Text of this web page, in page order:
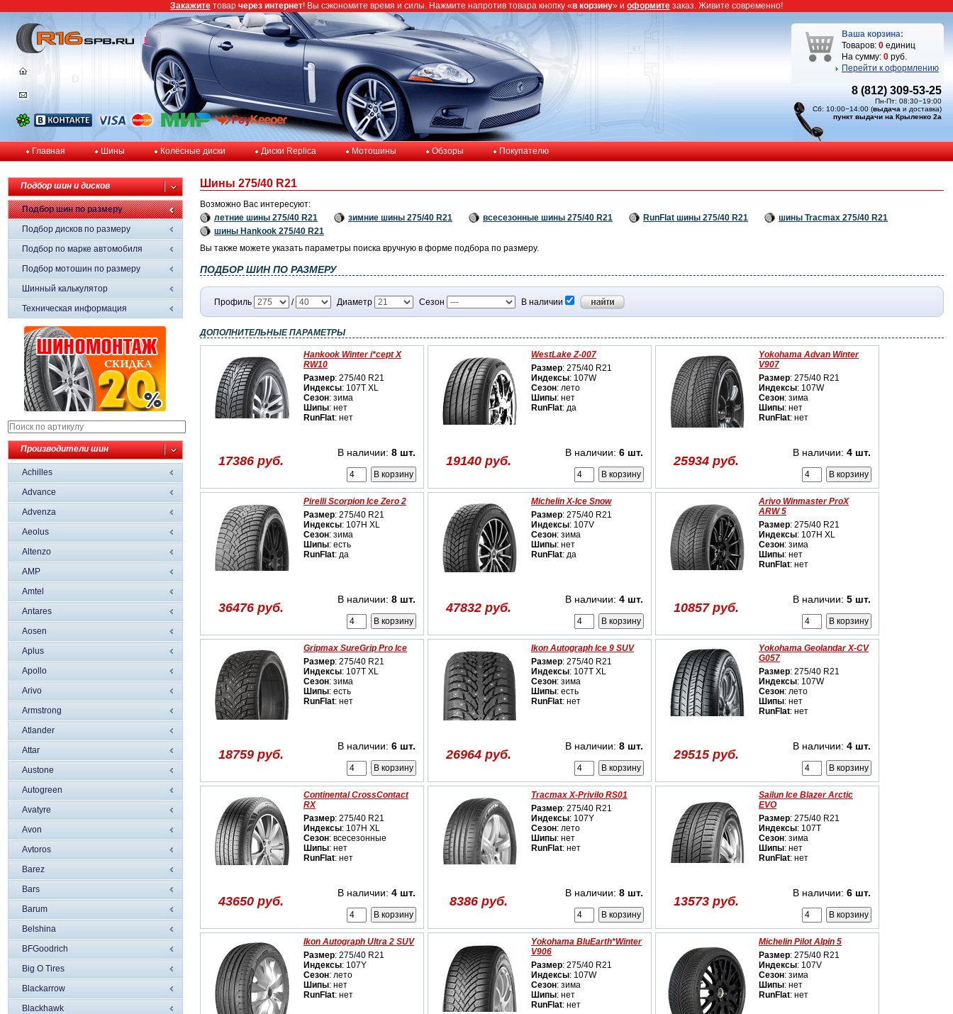
Ваша корзина:
Товаров: 0 единиц
На сумму: 0 руб.
Перейти к оформлению
8 (812) 309-53-25
Пн-Пт: 08:30−19:00
Сб: 10:00−14:00 (выдача и доставка)
пункт выдачи на Крыленко 2а
Главная Шины Колёсные диски Диски Replica Мотошины Обзоры Покупателю
Подбор шин и дисков
Подбор шин по размеру
Подбор дисков по размеру
Подбор по марке автомобиля
Подбор мотошин по размеру
Шинный калькулятор
Техническая информация
Производители шин
Achilles
Advance
Advenza
Aeolus
Altenzo
AMP
Amtel
Antares
Aosen
Aplus
Apollo
Arivo
Armstrong
Atlander
Attar
Austone
Autogreen
Avatyre
Avon
Avtoros
Barez
Bars
Barum
Belshina
BFGoodrich
Big O Tires
Blackarrow
Blackhawk
Шины 275/40 R21
Возможно Вас интересуют:
летние шины 275/40 R21
зимние шины 275/40 R21 всесезонные шины 275/40 R21 RunFlat шины 275/40 R21
шины Tracmax 275/40 R21
шины Hankook 275/40 R21
Вы также можете указать параметры поиска вручную в форме подбора по размеру.
ПОДБОР ШИН ПО РАЗМЕРУ
Профиль / Диаметр Сезон В наличии
ДОПОЛНИТЕЛЬНЫЕ ПАРАМЕТРЫ
Hankook Winter i*cept X
RW10
Размер: 275/40 R21
Индексы: 107T XL
Сезон: зима
Шипы: нет
RunFlat: нет
17386 руб.
В наличии: 8 шт.
WestLake Z-007
Размер: 275/40 R21
Индексы: 107W
Сезон: лето
Шипы: нет
RunFlat: да
19140 руб.
В наличии: 6 шт.
Yokohama Advan Winter
V907
Размер: 275/40 R21
Индексы: 107W
Сезон: зима
Шипы: нет
RunFlat: нет
25934 руб.
В наличии: 4 шт.
Pirelli Scorpion Ice Zero 2
Размер: 275/40 R21
Индексы: 107H XL
Сезон: зима
Шипы: есть
RunFlat: да
36476 руб.
В наличии: 8 шт.
Michelin X-Ice Snow
Размер: 275/40 R21
Индексы: 107V
Сезон: зима
Шипы: нет
RunFlat: да
47832 руб.
В наличии: 4 шт.
Arivo Winmaster ProX
ARW 5
Размер: 275/40 R21
Индексы: 107H XL
Сезон: зима
Шипы: нет
RunFlat: нет
10857 руб.
В наличии: 5 шт.
Gripmax SureGrip Pro Ice
Размер: 275/40 R21
Индексы: 107T XL
Сезон: зима
Шипы: есть
RunFlat: нет
18759 руб.
В наличии: 6 шт.
Ikon Autograph Ice 9 SUV
Размер: 275/40 R21
Индексы: 107T XL
Сезон: зима
Шипы: есть
RunFlat: нет
26964 руб.
В наличии: 8 шт.
Yokohama Geolandar X-CV
G057
Размер: 275/40 R21
Индексы: 107W
Сезон: лето
Шипы: нет
RunFlat: нет
29515 руб.
В наличии: 4 шт.
Continental CrossContact
RX
Размер: 275/40 R21
Индексы: 107H XL
Сезон: всесезонные
Шипы: нет
RunFlat: нет
43650 руб.
В наличии: 4 шт.
Tracmax X-Privilo RS01
Размер: 275/40 R21
Индексы: 107Y
Сезон: лето
Шипы: нет
RunFlat: нет
8386 руб.
В наличии: 8 шт.
Sailun Ice Blazer Arctic
EVO
Размер: 275/40 R21
Индексы: 107T
Сезон: зима
Шипы: нет
RunFlat: нет
13573 руб.
В наличии: 6 шт.
Ikon Autograph Ultra 2 SUV
Размер: 275/40 R21
Индексы: 107Y
Сезон: лето
Шипы: нет
RunFlat: нет
Yokohama BluEarth*Winter
V906
Размер: 275/40 R21
Индексы: 107W
Сезон: зима
Шипы: нет
RunFlat: нет
Michelin Pilot Alpin 5
Размер: 275/40 R21
Индексы: 107V
Сезон: зима
Шипы: нет
RunFlat: нет
Закажите товар через интернет! Вы сэкономите время и силы. Нажмите напротив товара кнопку «в корзину» и оформите заказ. Живите современно!